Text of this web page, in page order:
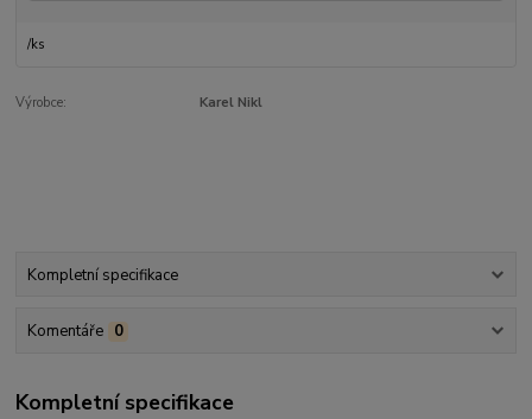
/ks
Výrobce: Karel Nikl
Kompletní specifikace
Komentáře 0
Kompletní specifikace